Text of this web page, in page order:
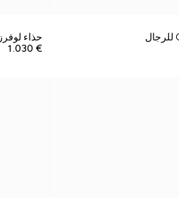
حذاء لوفرز Gucci Como للرجال
€ 1.030